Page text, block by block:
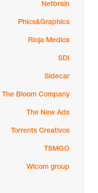
Netbrain
Phics&Graphics
Rioja Medios
SDI
Sidecar
The Bloom Company
The New Ads
Torrents Creativos
TSMGO
Wicom group